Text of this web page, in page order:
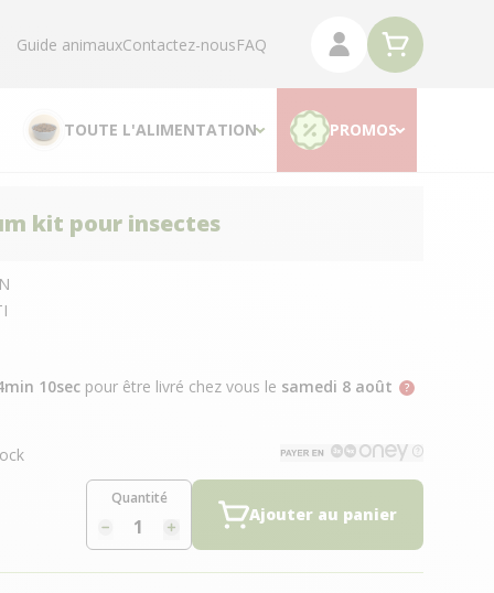
Guide animauxContactez-nousFAQ
TOUTE L'ALIMENTATION PROMOS
kit pour insectes
9secpour être livré chez vouslesamedi 8 août
Quantité
Ajouter au panier